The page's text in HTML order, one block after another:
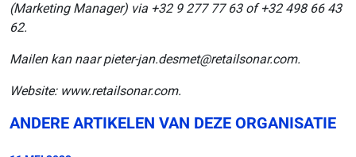
(Marketing Manager) via +32 9 277 77 63 of +32 498 66 43
62.
Mailen kan naar pieter-jan.desmet@retailsonar.com.
Website: www.retailsonar.com.
ANDERE ARTIKELEN VAN DEZE ORGANISATIE